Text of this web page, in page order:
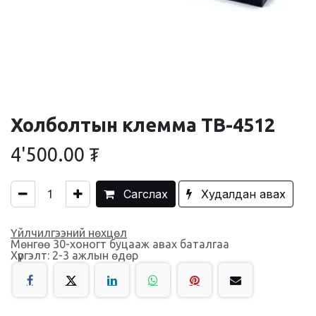
Холболтын клемма ТВ-4512
4'500.00 ₮
Сагслах Худалдан авах
Үйлчилгээний нөхцөл
Мөнгөө 30-хоногт буцааж авах баталгаа
Хүргэлт: 2-3 ажлын өдөр